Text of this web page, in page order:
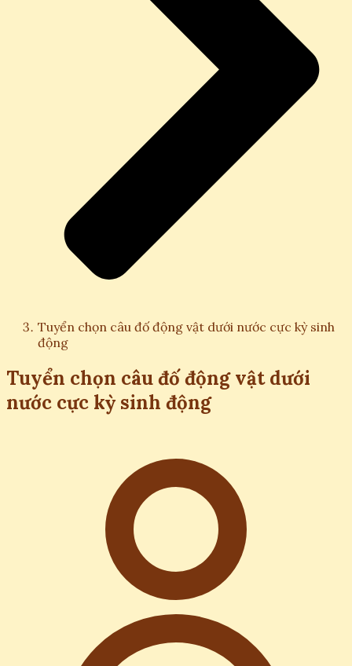
Tuyển chọn câu đố động vật dưới nước cực kỳ sinh
động
Tuyển chọn câu đố động vật dưới
nước cực kỳ sinh động